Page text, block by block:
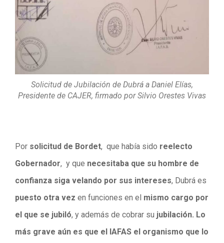
Solicitud de Jubilación de Dubrá a Daniel Elías,
Presidente de CAJER, firmado por Silvio Orestes Vivas
Por solicitud de Bordet, que había sido reelecto
Gobernador, y que necesitaba que su hombre de
confianza siga velando por sus intereses, Dubrá es
puesto otra vez en funciones en el mismo cargo por
el que se jubiló, y además de cobrar su jubilación. Lo
más grave aún es que el IAFAS el organismo que lo